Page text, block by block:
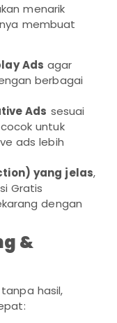
menarik
membuat
Ads agar
berbagai
Ads sesuai
untuk
ads lebih
yang jelas,
Gratis
dengan
&
hasil,